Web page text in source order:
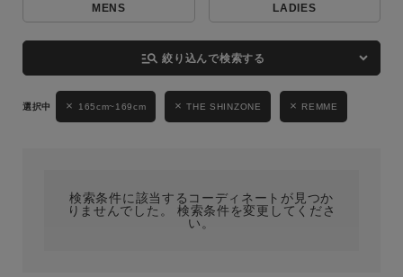
MENS LADIES
manage_search 絞り込んで検索する
165cm~169cm THE SHINZONE REMME
検索条件に該当するコーディネートが見つか
りませんでした。 検索条件を変更してくださ
い。